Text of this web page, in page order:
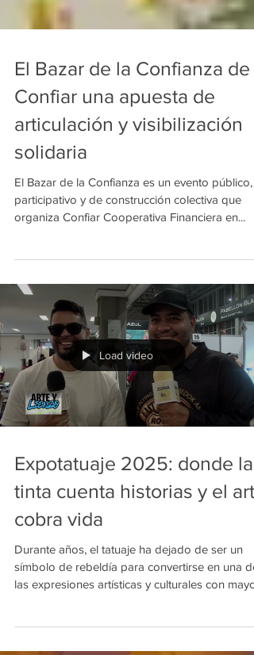
El Bazar de la Confianza de
Confiar una apuesta de
articulación y visibilización
solidaria
El Bazar de la Confianza es un evento público,
participativo y de construcción colectiva que
Load video
Expotatuaje 2025: donde la
tinta cuenta historias y el arte
cobra vida
Durante años, el tatuaje ha dejado de ser un
símbolo de rebeldía para convertirse en una de
crecimiento en el mundo. En Medellín, ese